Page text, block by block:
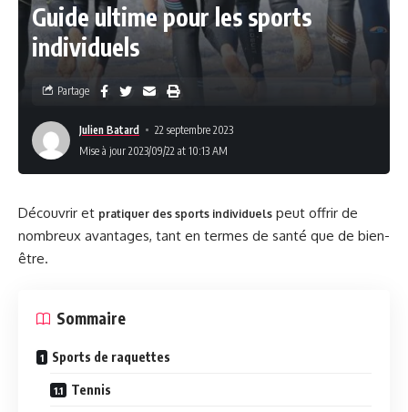
Guide ultime pour les sports
individuels
Julien Batard
22 septembre 2023
Mise à jour 2023/09/22 at 10:13 AM
Partage
Découvrir et pratiquer des sports individuels peut offrir de
nombreux avantages, tant en termes de santé que de bien-
être.
Sommaire
Sports de raquettes
Tennis